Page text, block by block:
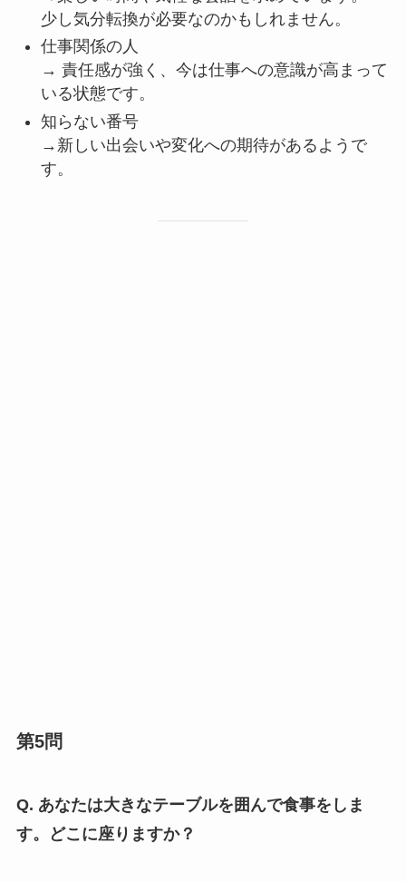
少し気分転換が必要なのかもしれません。
仕事関係の人
→ 責任感が強く、今は仕事への意識が高まって
いる状態です。
知らない番号
→新しい出会いや変化への期待があるようで
す。
第5問
Q. あなたは大きなテーブルを囲んで食事をしま
す。どこに座りますか？